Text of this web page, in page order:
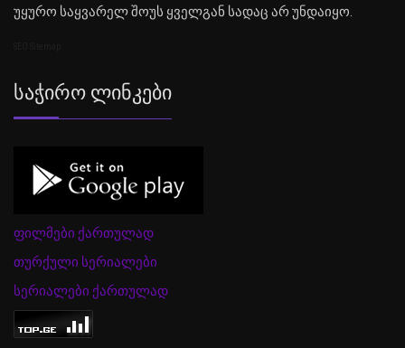
უყურო საყვარელ შოუს ყველგან სადაც არ უნდაიყო.
Საჭირო Ლინკები
ფილმები ქართულად
თურქული სერიალები
სერიალები ქართულად